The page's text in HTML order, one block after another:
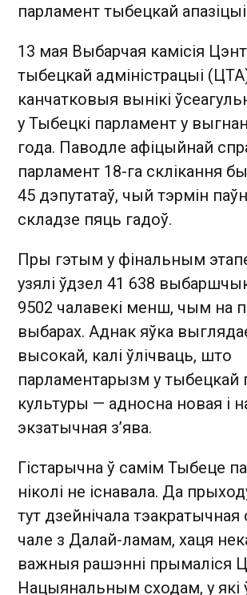
парламент тыбецкай
13 мая Выбарчая камісія
тыбецкай адміністрацыі
канчатковыя вынікі
у Тыбецкі парламент у
года. Паводле афіцыйнай
парламент 18-га склікання
45 дэпутатаў, чый тэрмін
складзе пяць гадоў.
Пры гэтым у фінальным
узялі ўдзел 41 638
9502 чалавекі менш, чым на
выбарах. Аднак яўка
высокай, калі ўлічваць, што
парламентарызм у тыбецкай
культуры — адносна новая і
экзатычная з’ява.
Гістарычна ў самім Тыбеце
ніколі не існавала. Да
тут дзейнічала тэакратычная
чале з Далай-ламам, хаця
важныя рашэнні прымаліся
Нацыянальным сходам, у які